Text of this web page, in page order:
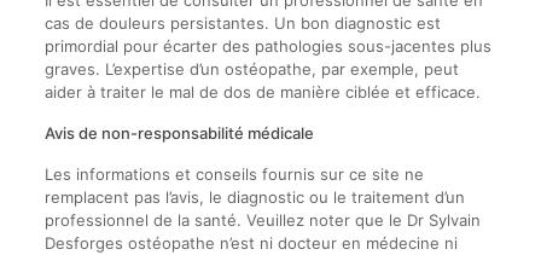
cas de douleurs persistantes. Un bon diagnostic est
primordial pour écarter des pathologies sous-jacentes plus
graves. L’expertise d’un ostéopathe, par exemple, peut
aider à traiter le mal de dos de manière ciblée et efficace.
Avis de non-responsabilité médicale
Les informations et conseils fournis sur ce site ne
remplacent pas l’avis, le diagnostic ou le traitement d’un
professionnel de la santé. Veuillez noter que le Dr Sylvain
Desforges ostéopathe n’est ni docteur en médecine ni